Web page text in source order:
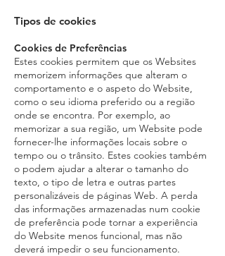
Tipos de cookies
Cookies de Preferências
Estes cookies permitem que os Websites
memorizem informações que alteram o
comportamento e o aspeto do Website,
como o seu idioma preferido ou a região
onde se encontra. Por exemplo, ao
memorizar a sua região, um Website pode
fornecer-lhe informações locais sobre o
tempo ou o trânsito. Estes cookies também
o podem ajudar a alterar o tamanho do
texto, o tipo de letra e outras partes
personalizáveis de páginas Web. A perda
das informações armazenadas num cookie
de preferência pode tornar a experiência
do Website menos funcional, mas não
deverá impedir o seu funcionamento.